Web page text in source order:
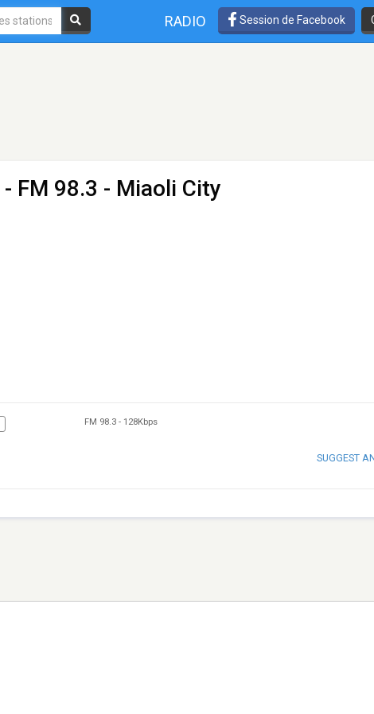
RADIO Session de Facebook
- FM 98.3 - Miaoli City
FM 98.3 - 128Kbps
SUGGEST